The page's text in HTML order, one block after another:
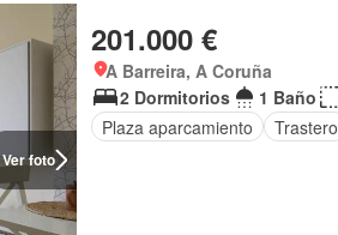
Ver foto
201.000 €
A Barreira, A Coruña
2 Dormitorios
1 Baño
Plaza aparcamiento
Trastero